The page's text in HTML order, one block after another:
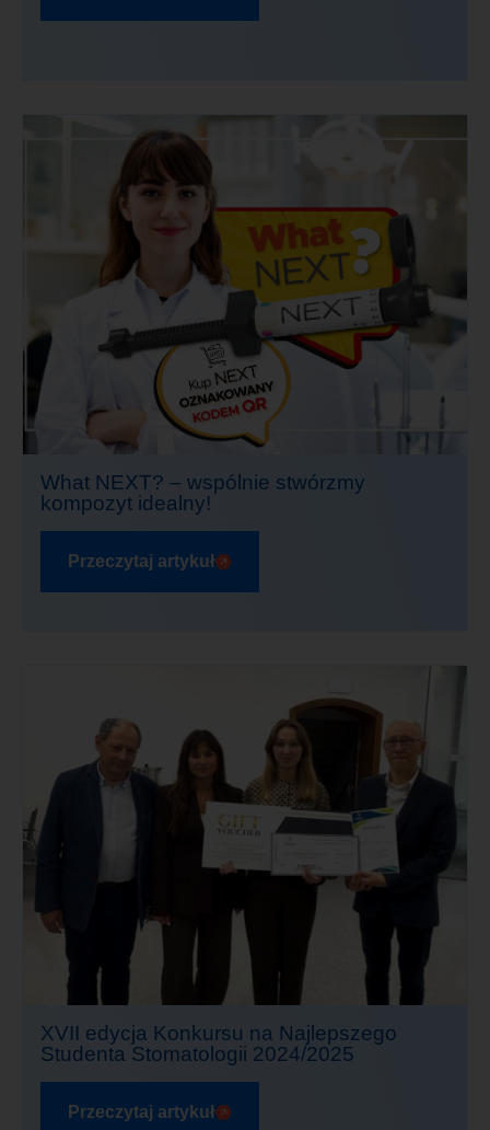
What NEXT? – wspólnie stwórzmy
kompozyt idealny!
Przeczytaj artykuł
XVII edycja Konkursu na Najlepszego
Studenta Stomatologii 2024/2025
Przeczytaj artykuł